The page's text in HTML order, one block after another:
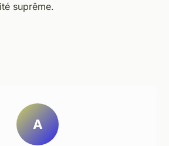
suprême.
A